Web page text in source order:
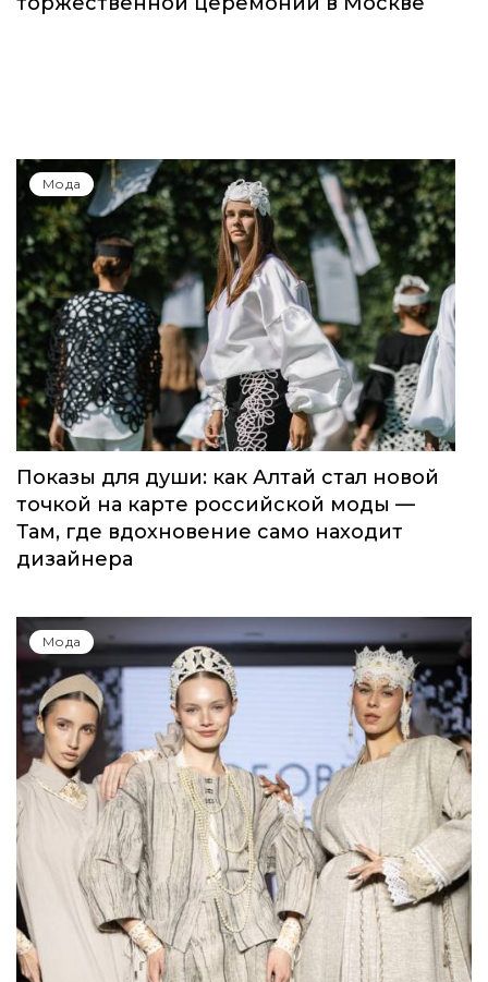
Мода
Показы для души: как Алтай стал новой
точкой на карте российской моды —
Там, где вдохновение само находит
дизайнера
Мода